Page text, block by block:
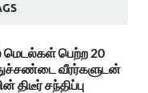
மெடல்கள் பெற்ற 20
வீரர்களுடன்
திடீர் சந்திப்பு